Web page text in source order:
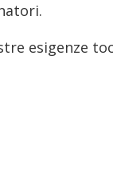
esigenze